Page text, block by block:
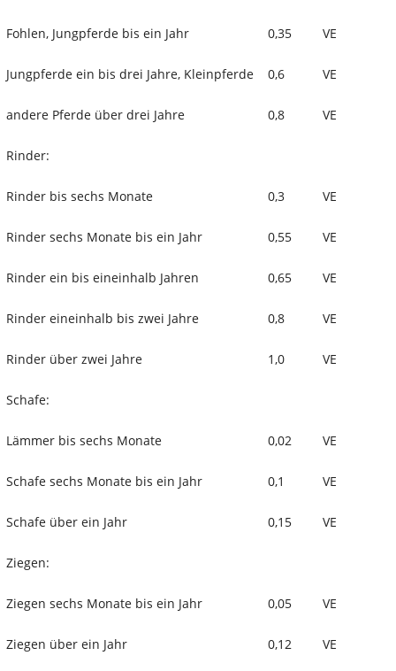
Fohlen, Jungpferde bis ein Jahr 0,35 VE
Jungpferde ein bis drei Jahre, Kleinpferde 0,6 VE
andere Pferde über drei Jahre 0,8 VE
Rinder:
Rinder bis sechs Monate 0,3 VE
Rinder sechs Monate bis ein Jahr 0,55 VE
Rinder ein bis eineinhalb Jahren 0,65 VE
Rinder eineinhalb bis zwei Jahre 0,8 VE
Rinder über zwei Jahre 1,0 VE
Schafe:
Lämmer bis sechs Monate 0,02 VE
Schafe sechs Monate bis ein Jahr 0,1 VE
Schafe über ein Jahr 0,15 VE
Ziegen:
Ziegen sechs Monate bis ein Jahr 0,05 VE
Ziegen über ein Jahr 0,12 VE